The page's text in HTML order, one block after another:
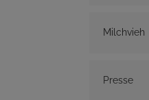
Milchvieh
Presse